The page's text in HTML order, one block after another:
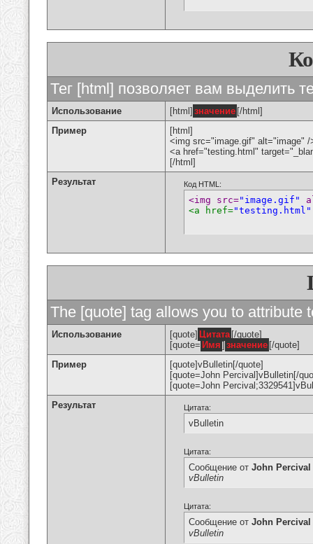
Тег [html] позволяет вам выделить
Использование [html] значение [/html]
Пример
[html]
<img src="image.gif" alt="image" /
<a href="testing.html"
[/html]
Результат
Код HTML:
<img src="image.gif"
<a href="testing.html"
The [quote] tag allows you to attribute
Использование [quote] Цитата [/quote]
[quote= Имя ] значение [/quote]
Пример
[quote]vBulletin[/quote]
[quote=John Percival]vBulletin[/
[quote=John
Результат
Цитата:
vBulletin
Цитата:
Сообщение от John Percival
vBulletin
Цитата:
Сообщение от John Percival
vBulletin